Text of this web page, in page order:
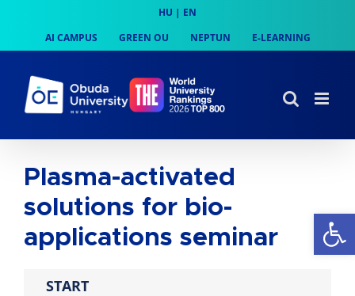
content
HU | EN
AI CAMPUS
GREEN OU NEPTUN E-LEARNING
Plasma-activated
solutions for bio-
applications seminar
START